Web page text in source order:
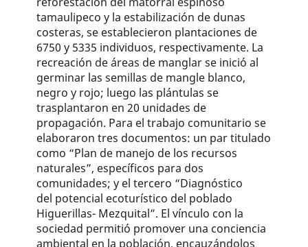
tamaulipeco y la estabilización de dunas
costeras, se establecieron plantaciones de
6750 y 5335 individuos, respectivamente. La
recreación de áreas de manglar se inició al
germinar las semillas de mangle blanco,
negro y rojo; luego las plántulas se
trasplantaron en 20 unidades de
propagación. Para el trabajo comunitario se
elaboraron tres documentos: un par titulado
como “Plan de manejo de los recursos
naturales”, específicos para dos
comunidades; y el tercero “Diagnóstico
del potencial ecoturístico del poblado
Higuerillas- Mezquital”. El vínculo con la
sociedad permitió promover una conciencia
ambiental en la población, encauzándolos